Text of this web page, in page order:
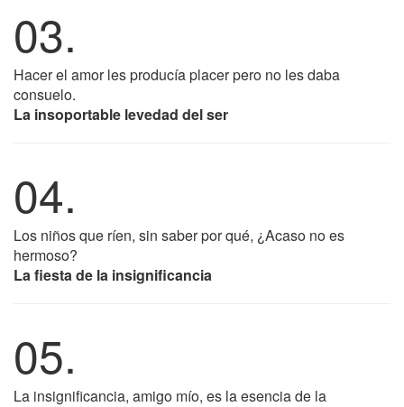
03.
Hacer el amor les producía placer pero no les daba
consuelo.
La insoportable levedad del ser
04.
Los niños que ríen, sin saber por qué, ¿Acaso no es
hermoso?
La fiesta de la insignificancia
05.
La insignificancia, amigo mío, es la esencia de la